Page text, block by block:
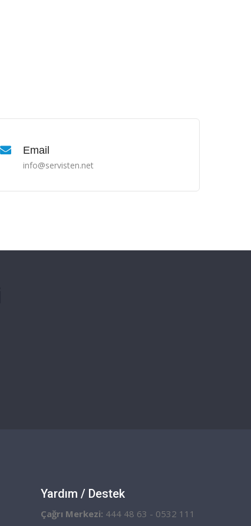
Email
info@servisten.net
Yardım / Destek
Çağrı Merkezi: 444 48 63 - 0532 111